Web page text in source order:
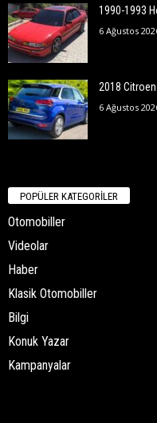
1990-1993
6 Ağustos
2018
6 Ağustos
POPÜLER KATEGORİLER
Otomobiller
Videolar
Haber
Klasik Otomobiller
Bilgi
Konuk Yazar
Kampanyalar